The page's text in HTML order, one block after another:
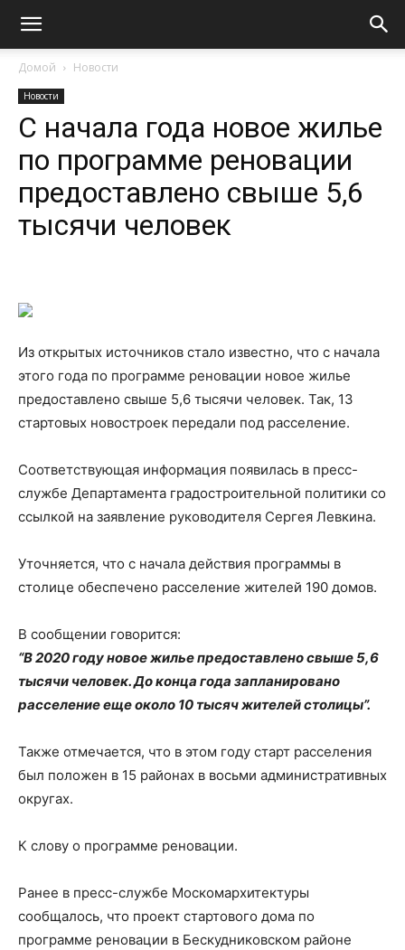
Домой Новости
Новости
С начала года новое жилье
по программе реновации
предоставлено свыше 5,6
тысячи человек
Из открытых источников стало известно, что с начала
этого года по программе реновации новое жилье
предоставлено свыше 5,6 тысячи человек. Так, 13
стартовых новостроек передали под расселение.
Соответствующая информация появилась в пресс-
службе Департамента градостроительной политики со
ссылкой на заявление руководителя Сергея Левкина.
Уточняется, что с начала действия программы в
столице обеспечено расселение жителей 190 домов.
В сообщении говорится:
“В 2020 году новое жилье предоставлено свыше 5,6
тысячи человек. До конца года запланировано
расселение еще около 10 тысяч жителей столицы”.
Также отмечается, что в этом году старт расселения
был положен в 15 районах в восьми административных
округах.
К слову о программе реновации.
Ранее в пресс-службе Москомархитектуры
сообщалось, что проект стартового дома по
программе реновации в Бескудниковском районе